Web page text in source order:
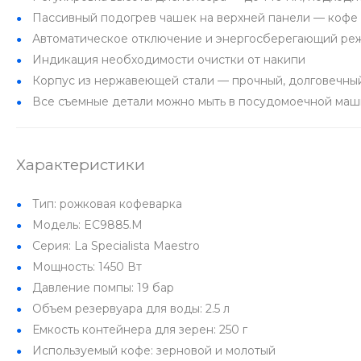
Пассивный подогрев чашек на верхней панели — кофе
Автоматическое отключение и энергосберегающий
Индикация необходимости очистки от накипи
Корпус из нержавеющей стали — прочный,
Все съемные детали можно мыть в посудомоечной
Характеристики
Тип: рожковая кофеварка
Модель: EC9885.M
Серия: La Specialista Maestro
Мощность: 1450 Вт
Давление помпы: 19 бар
Объем резервуара для воды: 2.5 л
Емкость контейнера для зерен: 250 г
Используемый кофе: зерновой и молотый